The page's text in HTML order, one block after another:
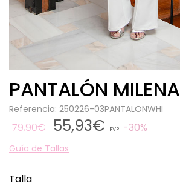
PANTALÓN MILENA
Referencia: 250226-03PANTALONWHI
79,90€ 55,93€ PVP 30%
Guía de Tallas
Talla